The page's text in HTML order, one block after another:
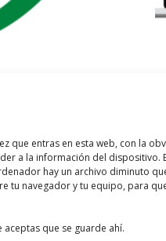
que entras en esta web, con la
a la información del dispositivo.
hay un archivo diminuto
tu navegador y tu equipo, para
que se guarde ahí.